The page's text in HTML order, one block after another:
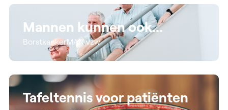
Mannen kunnen ook...
BorstkankerMAN vzw
Tafeltennis voor patiënten